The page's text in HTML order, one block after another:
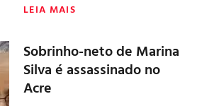
LEIA MAIS
Sobrinho-neto de Marina
Silva é assassinado no
Acre